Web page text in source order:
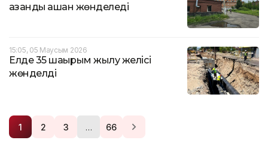
қазандық қашан жөнделеді
15:05, 05 Маусым 2026
Елде 35 шақырым жылу желісі
жөнделді
1 2 3 … 66